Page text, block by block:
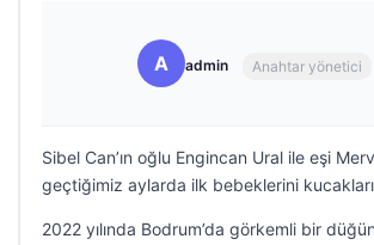
A admin Anahtar yönetici
Sibel Can’ın oğlu Engincan Ural ile eşi
geçtiğimiz aylarda ilk bebeklerini
2022 yılında Bodrum’da görkemli bir